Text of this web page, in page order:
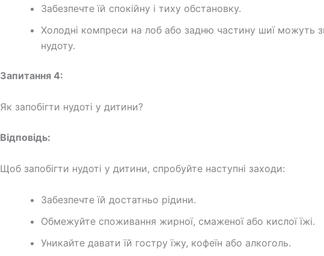
Забезпечте їй спокійну і тиху обстановку.
Холодні компреси на лоб або задню частину шиї можуть
нудоту.
Запитання 4:
Як запобігти нудоті у дитини?
Відповідь:
Щоб запобігти нудоті у дитини, спробуйте наступні заходи:
Забезпечте їй достатньо рідини.
Обмежуйте споживання жирної, смаженої або кислої їжі.
Уникайте давати їй гостру їжу, кофеїн або алкоголь.